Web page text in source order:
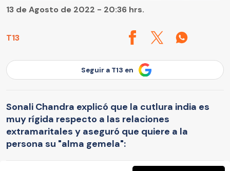
T13
13 de Agosto de 2022 - 20:36 hrs.
Seguir a T13 en
Sonali Chandra explicó que la cutlura india es
muy rígida respecto a las relaciones
extramaritales y aseguró que quiere a la
persona su "alma gemela":